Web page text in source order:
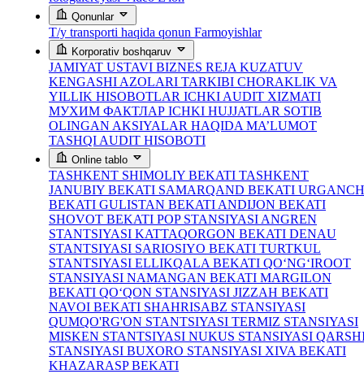
Qonunlar
T/y transporti haqida qonun Farmoyishlar
Korporativ boshqaruv
JAMIYAT USTAVI BIZNES REJA KUZATUV
KENGASHI AZOLARI TARKIBI CHORAKLIK VA
YILLIK HISOBOTLAR ICHKI AUDIT XIZMATI
МУХИМ ФАКТЛАР ICHKI HUJJATLAR SOTIB
OLINGAN AKSIYALAR HAQIDA MA’LUMOT
TASHQI AUDIT HISOBOTI
Online tablo
TASHKENT SHIMOLIY BEKATI TASHKENT
JANUBIY BEKATI SAMARQAND BEKATI URGANCH
BEKATI GULISTAN BEKATI ANDIJON BEKATI
SHOVOT BEKATI POP STANSIYASI ANGREN
STANTSIYASI KATTAQORGON BEKATI DENAU
STANTSIYASI SARIOSIYO BEKATI TURTKUL
STANTSIYASI ELLIKQALA BEKATI QO‘NG‘IROOT
STANSIYASI NAMANGAN BEKATI MARGILON
BEKATI QO‘QON STANSIYASI JIZZAH BEKATI
NAVOI BEKATI SHAHRISABZ STANSIYASI
QUMQO'RG'ON STANTSIYASI TERMIZ STANSIYASI
MISKEN STANTSIYASI NUKUS STANSIYASI
STANSIYASI BUXORO STANSIYASI XIVA BEKATI
KHAZARASP BEKATI